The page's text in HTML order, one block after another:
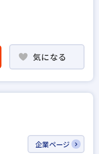
気になる
企業ページ